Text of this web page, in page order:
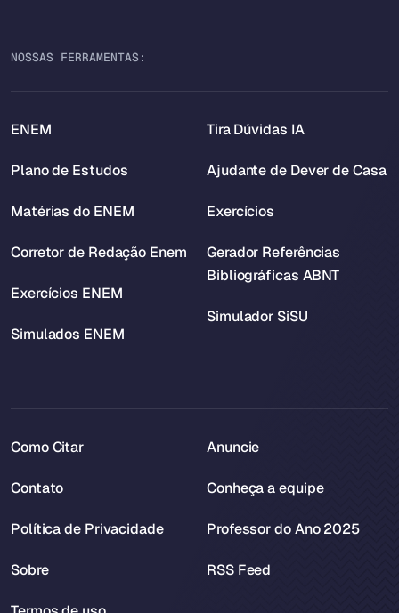
NOSSAS FERRAMENTAS:
ENEM
Plano de Estudos
Matérias do ENEM
Corretor de Redação Enem
Exercícios ENEM
Simulados ENEM
Tira Dúvidas IA
Ajudante de Dever de Casa
Exercícios
Gerador Referências
Bibliográficas ABNT
Simulador SiSU
Como Citar
Contato
Política de Privacidade
Sobre
Anuncie
Conheça a equipe
Professor do Ano 2025
RSS Feed